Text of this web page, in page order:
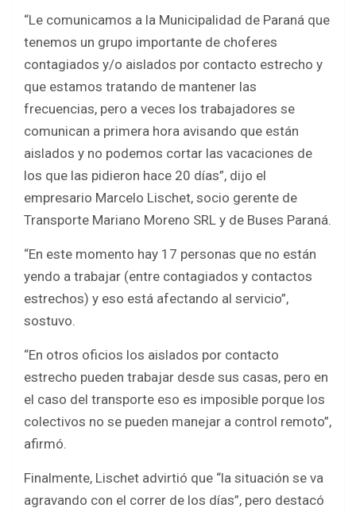
“Le comunicamos a la Municipalidad de Paraná que
tenemos un grupo importante de choferes
contagiados y/o aislados por contacto estrecho y
que estamos tratando de mantener las
frecuencias, pero a veces los trabajadores se
comunican a primera hora avisando que están
aislados y no podemos cortar las vacaciones de
los que las pidieron hace 20 días”, dijo el
empresario Marcelo Lischet, socio gerente de
Transporte Mariano Moreno SRL y de Buses Paraná.
“En este momento hay 17 personas que no están
yendo a trabajar (entre contagiados y contactos
estrechos) y eso está afectando al servicio”,
sostuvo.
“En otros oficios los aislados por contacto
estrecho pueden trabajar desde sus casas, pero en
el caso del transporte eso es imposible porque los
colectivos no se pueden manejar a control remoto”,
afirmó.
Finalmente, Lischet advirtió que “la situación se va
agravando con el correr de los días”, pero destacó